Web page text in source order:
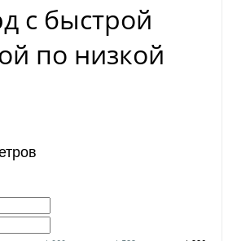
с быстрой
по низкой